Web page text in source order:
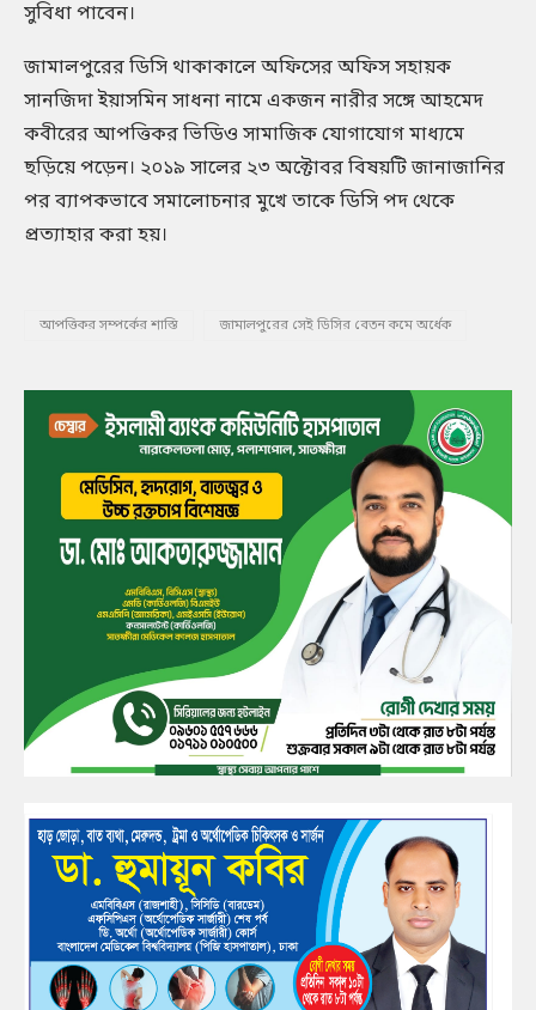
সুবিধা পাবেন।
জামালপুরের ডিসি থাকাকালে অফিসের অফিস সহায়ক
সানজিদা ইয়াসমিন সাধনা নামে একজন নারীর সঙ্গে আহমেদ
কবীরের আপত্তিকর ভিডিও সামাজিক যোগাযোগ মাধ্যমে
ছড়িয়ে পড়েন। ২০১৯ সালের ২৩ অক্টোবর বিষয়টি জানাজানির
পর ব্যাপকভাবে সমালোচনার মুখে তাকে ডিসি পদ থেকে
প্রত্যাহার করা হয়।
আপত্তিকর সম্পর্কের শাস্তি জামালপুরের সেই ডিসির বেতন কমে অর্ধেক